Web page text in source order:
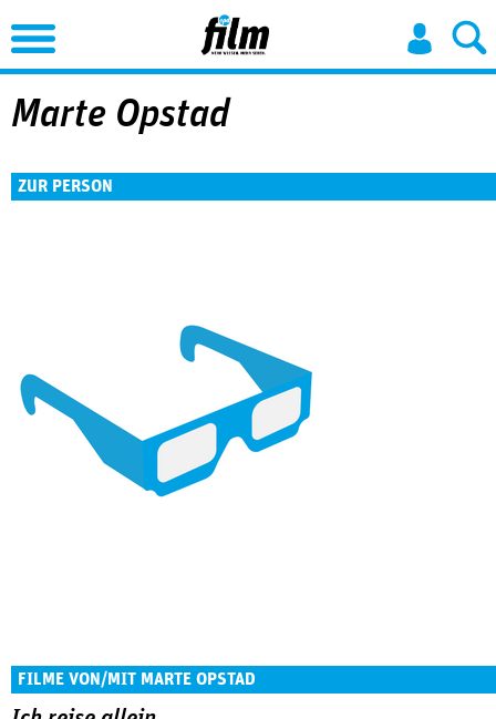
Jump to Navigation
Marte Opstad
ZUR PERSON
FILME VON/MIT MARTE OPSTAD